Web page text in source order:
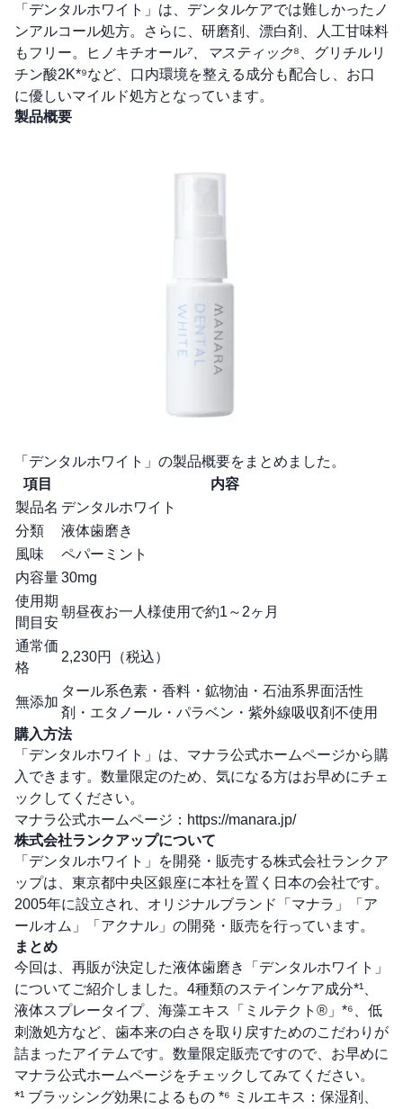
「デンタルホワイト」は、デンタルケアでは難しかったノ
ンアルコール処方。さらに、研磨剤、漂白剤、人工甘味料
もフリー。ヒノキチオール⁷、マスティック⁸、グリチルリ
チン酸2K*⁹など、口内環境を整える成分も配合し、お口
に優しいマイルド処方となっています。
製品概要
「デンタルホワイト」の製品概要をまとめました。
項目
内容
製品名 デンタルホワイト
分類
液体歯磨き
風味
ペパーミント
内容量30mg
使用期
間目安
朝昼夜お一人様使用で約1～2ヶ月
通常価
格
2,230円（税込）
無添加
タール系色素・香料・鉱物油・石油系界面活性
剤・エタノール・パラベン・紫外線吸収剤不使用
購入方法
「デンタルホワイト」は、マナラ公式ホームページから購
入できます。数量限定のため、気になる方はお早めにチェ
ックしてください。
マナラ公式ホームページ： https://manara.jp/
株式会社ランクアップについて
「デンタルホワイト」を開発・販売する株式会社ランクア
ップは、東京都中央区銀座に本社を置く日本の会社です。
2005年に設立され、オリジナルブランド「マナラ」「ア
ールオム」「アクナル」の開発・販売を行っています。
まとめ
今回は、再販が決定した液体歯磨き「デンタルホワイト」
についてご紹介しました。4種類のステインケア成分*¹、
液体スプレータイプ、海藻エキス「ミルテクト®」*⁶、低
刺激処方など、歯本来の白さを取り戻すためのこだわりが
詰まったアイテムです。数量限定販売ですので、お早めに
マナラ公式ホームページをチェックしてみてください。
*¹ ブラッシング効果によるもの *⁶ ミルエキス：保湿剤、